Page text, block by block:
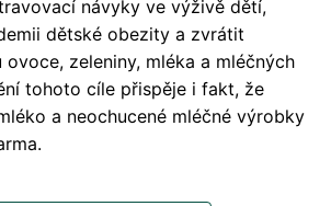
návyky ve výživě dětí,
dětské obezity a zvrátit
zeleniny, mléka a mléčných
tohoto cíle přispěje i fakt, že
a neochucené mléčné výrobky